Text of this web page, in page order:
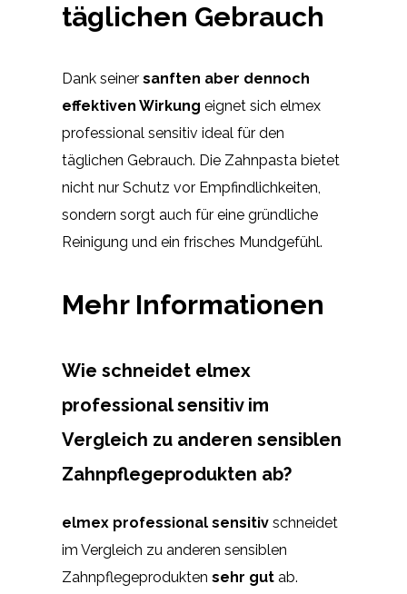
täglichen Gebrauch
Dank seiner sanften aber dennoch
effektiven Wirkung eignet sich elmex
professional sensitiv ideal für den
täglichen Gebrauch. Die Zahnpasta bietet
nicht nur Schutz vor Empfindlichkeiten,
sondern sorgt auch für eine gründliche
Reinigung und ein frisches Mundgefühl.
Mehr Informationen
Wie schneidet elmex
professional sensitiv im
Vergleich zu anderen sensiblen
Zahnpflegeprodukten ab?
elmex professional sensitiv schneidet
im Vergleich zu anderen sensiblen
Zahnpflegeprodukten sehr gut ab.